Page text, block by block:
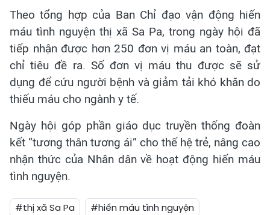
Theo tổng hợp của Ban Chỉ đạo vận động hiến
máu tình nguyện thị xã Sa Pa, trong ngày hội đã
tiếp nhận được hơn 250 đơn vị máu an toàn, đạt
chỉ tiêu đề ra. Số đơn vị máu thu được sẽ sử
dụng để cứu người bệnh và giảm tải khó khăn do
thiếu máu cho ngành y tế.
Ngày hội góp phần giáo dục truyền thống đoàn
kết “tương thân tương ái” cho thế hệ trẻ, nâng cao
nhận thức của Nhân dân về hoạt động hiến máu
tình nguyện.
#thị xã Sa Pa #hiến máu tình nguyện